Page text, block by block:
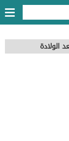
الولادة